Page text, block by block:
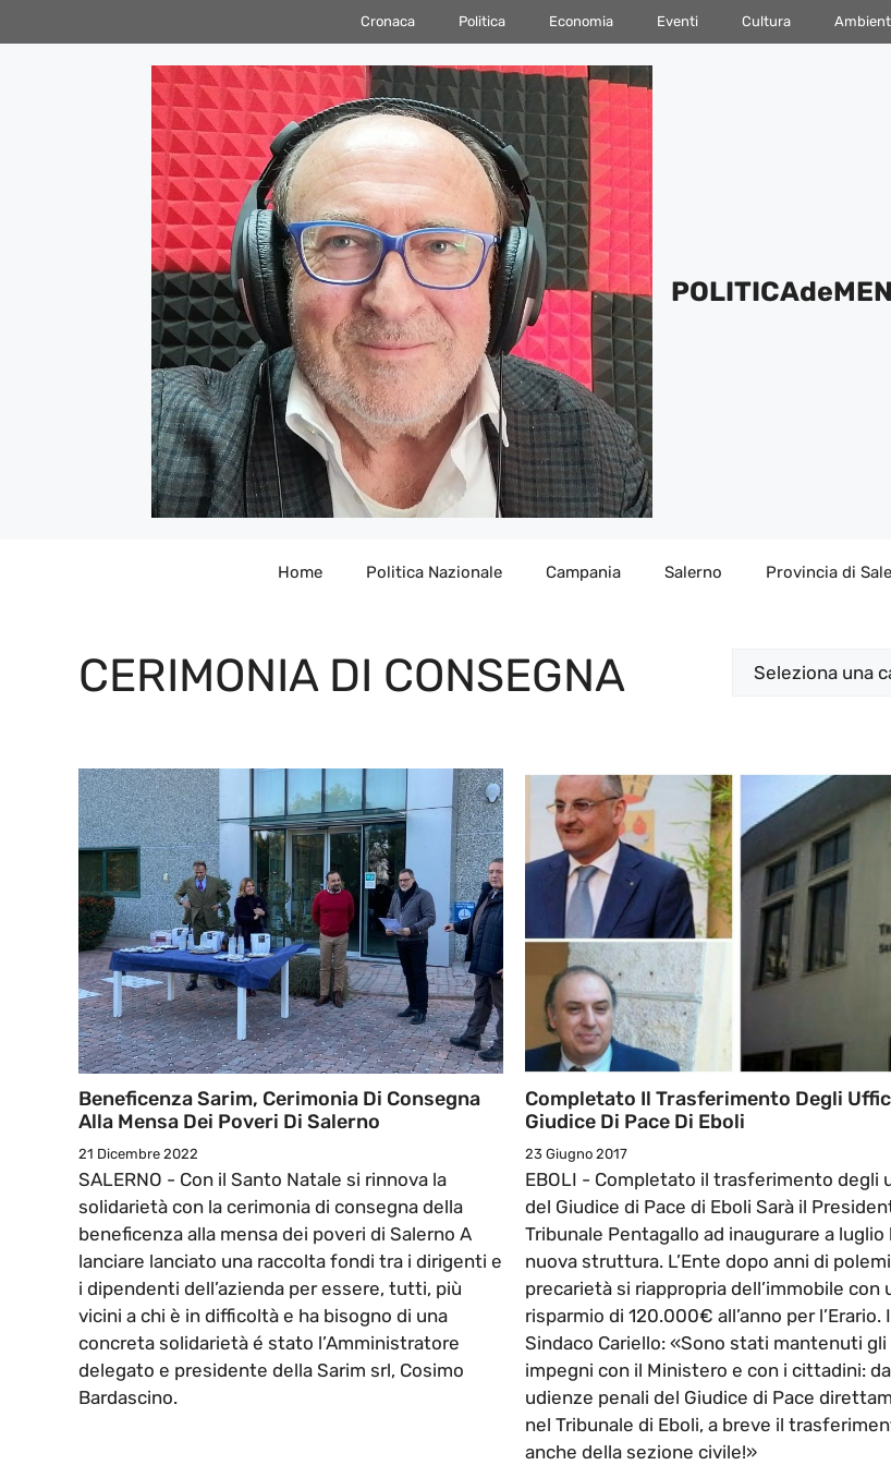
al
Cronaca Politica Economia Eventi Cultura
Home Politica Nazionale Campania Salerno Provincia di
CERIMONIA DI CONSEGNA Categorie
Beneficenza Sarim, Cerimonia Di Consegna
Alla Mensa Dei Poveri Di Salerno
21 Dicembre 2022
SALERNO - Con il Santo Natale si rinnova la
solidarietà con la cerimonia di consegna della
beneficenza alla mensa dei poveri di Salerno A
lanciare lanciato una raccolta fondi tra i dirigenti e
i dipendenti dell’azienda per essere, tutti, più
vicini a chi è in difficoltà e ha bisogno di una
concreta solidarietà é stato l’Amministratore
delegato e presidente della Sarim srl, Cosimo
Bardascino.
Completato Il Trasferimento Degli
Giudice Di Pace Di Eboli
23 Giugno 2017
EBOLI - Completato il trasferimento degli
del Giudice di Pace di Eboli Sarà il
Tribunale Pentagallo ad inaugurare a luglio
nuova struttura. L’Ente dopo anni di
precarietà si riappropria dell’immobile con
risparmio di 120.000€ all’anno per l’Erario.
Sindaco Cariello: «Sono stati mantenuti gli
impegni con il Ministero e con i cittadini:
udienze penali del Giudice di Pace
nel Tribunale di Eboli, a breve il
anche della sezione civile!»